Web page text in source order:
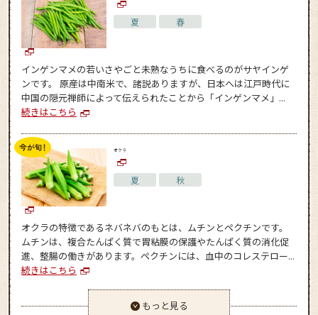
夏 春
インゲンマメの若いさやごと未熟なうちに食べるのがサヤインゲ
ンです。 原産は中南米で、諸説ありますが、日本へは江戸時代に
中国の隠元禅師によって伝えられたことから「インゲンマメ」...
続きはこちら
オクラ
夏 秋
オクラの特徴であるネバネバのもとは、ムチンとペクチンです。
ムチンは、複合たんぱく質で胃粘膜の保護やたんぱく質の消化促
進、整腸の働きがあります。ペクチンには、血中のコレステロー...
続きはこちら
もっと見る